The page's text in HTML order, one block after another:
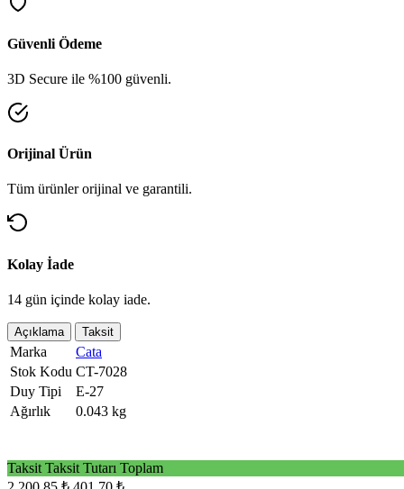
Güvenli Ödeme
3D Secure ile %100 güvenli.
Orijinal Ürün
Tüm ürünler orijinal ve garantili.
Kolay İade
14 gün içinde kolay iade.
Açıklama Taksit
Marka
Cata
Stok Kodu CT-7028
Duy Tipi
E-27
Ağırlık
0.043 kg
Taksit Taksit Tutarı Toplam